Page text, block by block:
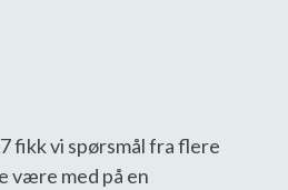
fikk vi spørsmål fra flere
være med på en